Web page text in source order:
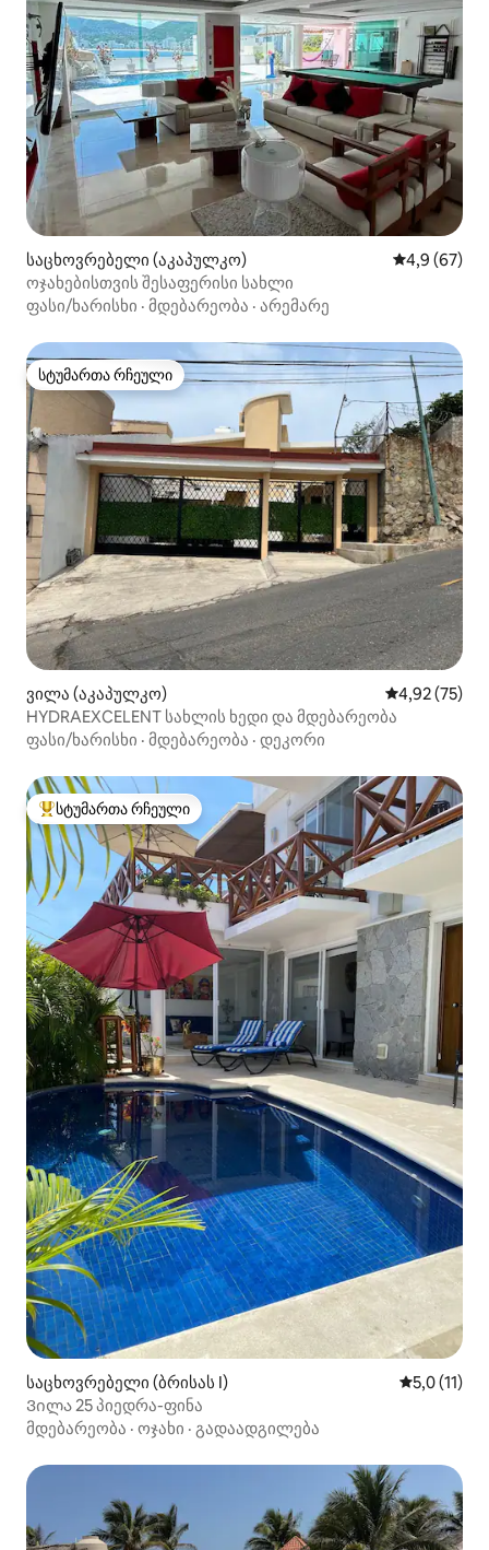
საცხოვრებელი (აკაპულკო) საშუალო
4,9 (67)
ოჯახებისთვის შესაფერისი სახლი
ფასი/ხარისხი · მდებარეობა · არემარე
სტუმართა რჩეული
სტუმართა რჩეული
ვილა (აკაპულკო) საშუალო
4,92 (75)
HYDRAEXCELENT სახლის ხედი და მდებარეობა
ფასი/ხარისხი · მდებარეობა · დეკორი
სტუმართა რჩეული მოწინავე ვარიანტი
სტუმართა რჩეული
საცხოვრებელი (ბრისას I) საშუალო
5,0 (11)
Ვილა 25 პიედრა-ფინა
მდებარეობა · ოჯახი · გადაადგილება